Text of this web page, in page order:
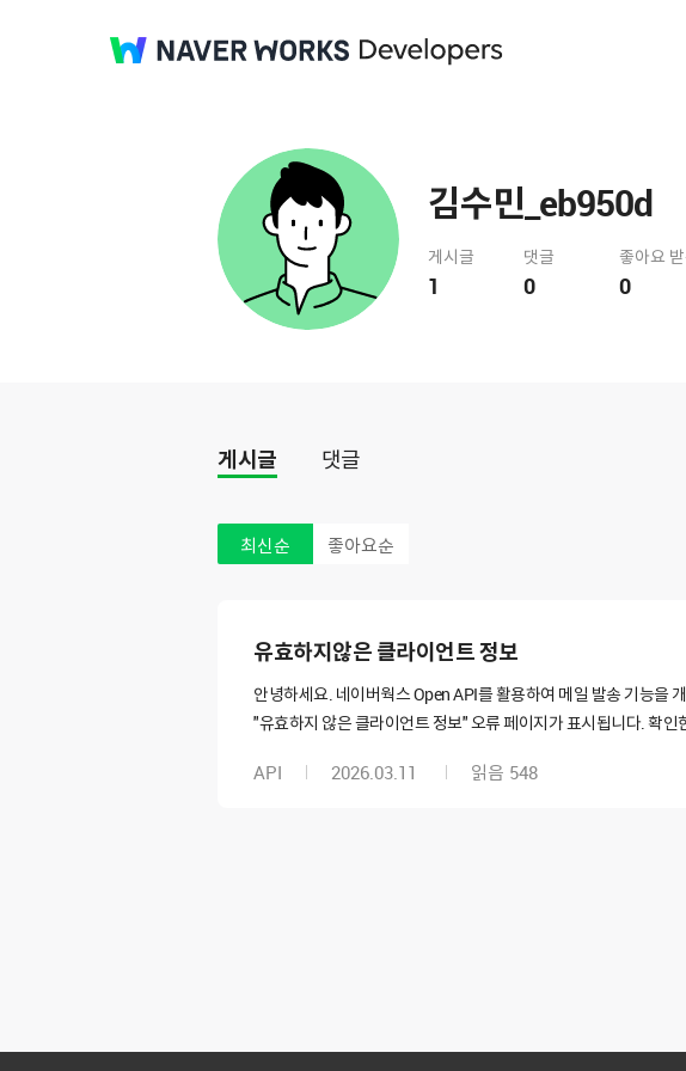
김수민_eb950d
게시글
1
댓글
0
좋아요
0
게시글 댓글
최신순 좋아요순
유효하지않은 클라이언트 정보
안녕하세요. 네이버웍스 Open API를 활용하여 메일 발송 기능을
"유효하지 않은 클라이언트 정보" 오류 페이지가 표시됩니다. 확
설정이 있는지, 혹은 별도의 활성화 절차가 필요한지 확인 부탁드립
API 2026.03.11 읽음 548